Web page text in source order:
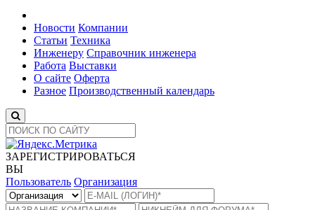
Новости Компании
Статьи Техника
Инженеру Справочник инженера
Работа Выставки
О сайте Оферта
Разное Производственный календарь
ЗАРЕГИСТРИРОВАТЬСЯ
ВЫ
Пользователь Организация